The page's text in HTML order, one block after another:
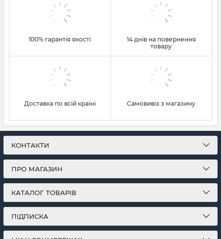
100% гарантія якості
14 днів на повернення
товару
Доставка по всій країні Самовивіз з магазину
КОНТАКТИ
ПРО МАГАЗИН
КАТАЛОГ ТОВАРІВ
ПІДПИСКА